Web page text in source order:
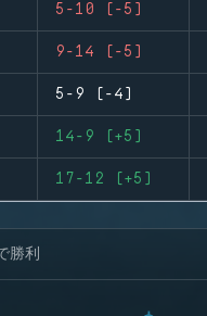
5-10 (-5)
9-14 (-5)
5-9 (-4)
14-9 (+5)
17-12 (+5)
勝利